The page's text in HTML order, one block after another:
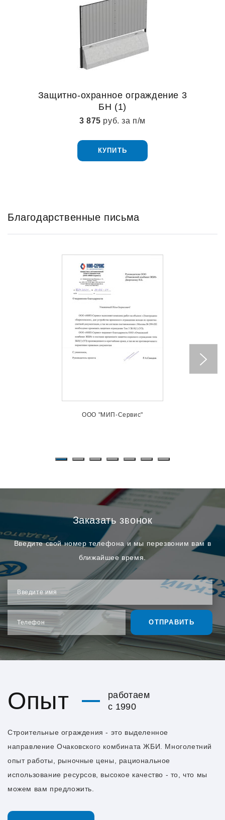
Защитно-охранное ограждение 3
БН (1)
3 875 руб. за п/м
КУПИТЬ
Благодарственные письма
ООО "МИП-Сервис"
Заказать звонок
Введите свой номер телефона и мы перезвоним вам в
ближайшее время.
Введите имя
Телефон ОТПРАВИТЬ
Опыт
работаем
с 1990
Строительные ограждения - это выделенное
направление Очаковского комбината ЖБИ. Многолетний
опыт работы, рыночные цены, рациональное
использование ресурсов, высокое качество - то, что мы
можем вам предложить.